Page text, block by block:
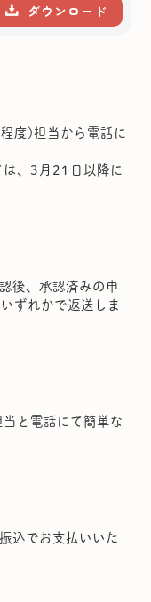
ダウンロード
度)担当から電話に
、3月21日以降に
後、承認済みの申
ずれかで返送しま
と電話にて簡単な
込でお支払いいた